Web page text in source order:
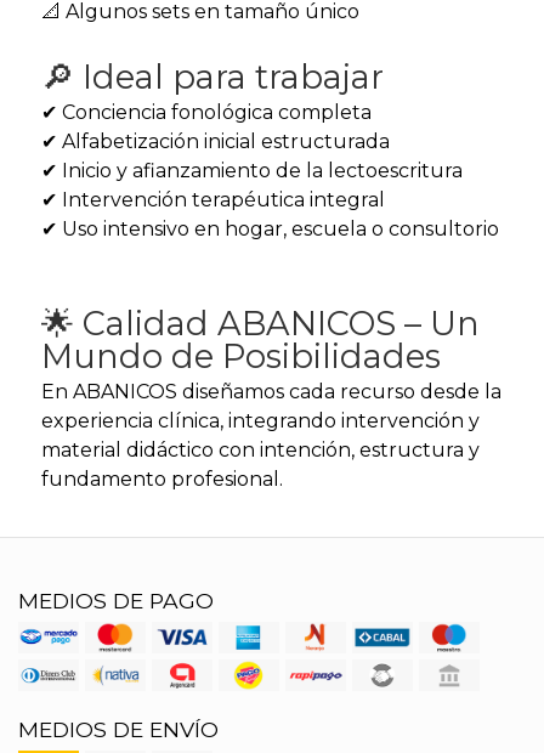
📐 Algunos sets en tamaño único
🔎 Ideal para trabajar
✔ Conciencia fonológica completa
✔ Alfabetización inicial estructurada
✔ Inicio y afianzamiento de la lectoescritura
✔ Intervención terapéutica integral
✔ Uso intensivo en hogar, escuela o consultorio
🌟 Calidad ABANICOS – Un
Mundo de Posibilidades
En ABANICOS diseñamos cada recurso desde la
experiencia clínica, integrando intervención y
material didáctico con intención, estructura y
fundamento profesional.
MEDIOS DE PAGO
MEDIOS DE ENVÍO